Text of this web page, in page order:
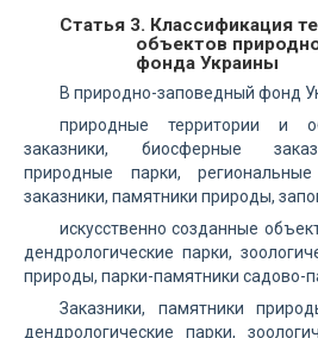
Статья 3. Классификация
объектов
фонда Украины
В природно-заповедный фонд
природные территории и
заказники, биосферные
природные парки,
заказники, памятники природы,
искусственно созданные
дендрологические парки,
природы, парки-памятники садово-
Заказники, памятники
дендрологические парки,